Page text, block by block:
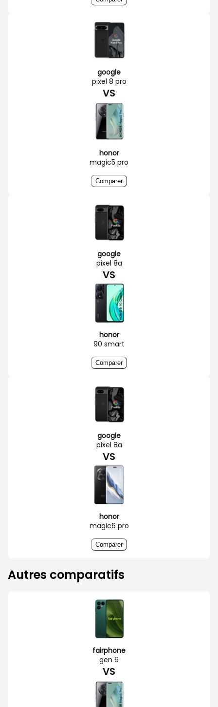
google
pixel 8 pro
VS
honor
magic5 pro
Comparer
google
pixel 8a
VS
honor
90 smart
Comparer
google
pixel 8a
VS
honor
magic6 pro
Comparer
Autres comparatifs
fairphone
gen 6
VS